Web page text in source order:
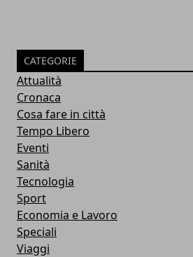
CATEGORIE
Attualità
Cronaca
Cosa fare in città
Tempo Libero
Eventi
Sanità
Tecnologia
Sport
Economia e Lavoro
Speciali
Viaggi